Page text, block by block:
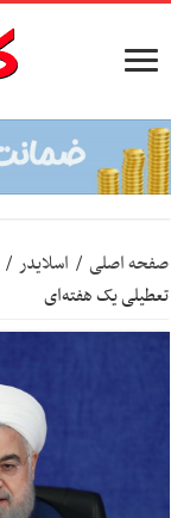
صفحه اصلی / اسلایدر /
تعطیلی یک هفته‌ای